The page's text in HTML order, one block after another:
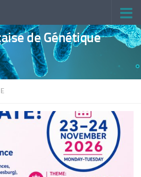
de Génétique